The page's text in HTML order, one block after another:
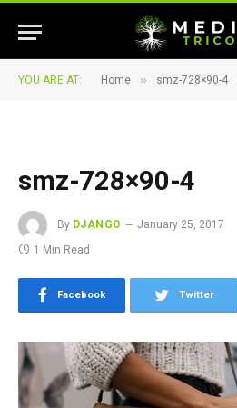
YOU ARE AT: Home » smz-728×90-4
smz-728×90-4
By DJANGO January 25, 2017
1 Min Read
Facebook Twitter